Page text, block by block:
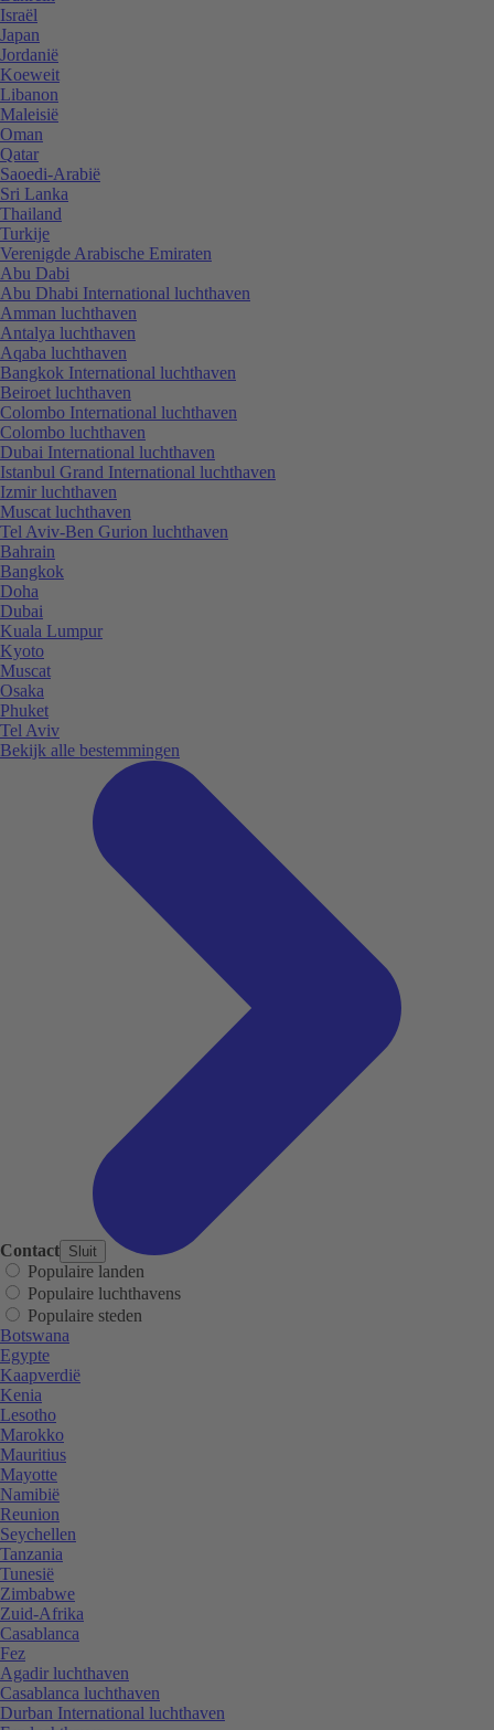
Contact Sluit
Israël
Japan
Jordanië
Koeweit
Libanon
Maleisië
Oman
Qatar
Saoedi-Arabië
Sri Lanka
Thailand
Turkije
Verenigde Arabische Emiraten
Abu Dabi
Abu Dhabi International luchthaven
Amman luchthaven
Antalya luchthaven
Aqaba luchthaven
Bangkok International luchthaven
Beiroet luchthaven
Colombo International luchthaven
Colombo luchthaven
Dubai International luchthaven
Istanbul Grand International luchthaven
Izmir luchthaven
Muscat luchthaven
Tel Aviv-Ben Gurion luchthaven
Bahrain
Bangkok
Doha
Dubai
Kuala Lumpur
Kyoto
Muscat
Osaka
Phuket
Tel Aviv
Bekijk alle bestemmingen
Populaire landen
Populaire luchthavens
Populaire steden
Botswana
Egypte
Kaapverdië
Kenia
Lesotho
Marokko
Mauritius
Mayotte
Namibië
Reunion
Seychellen
Tanzania
Tunesië
Zimbabwe
Zuid-Afrika
Casablanca
Fez
Agadir luchthaven
Casablanca luchthaven
Durban International luchthaven